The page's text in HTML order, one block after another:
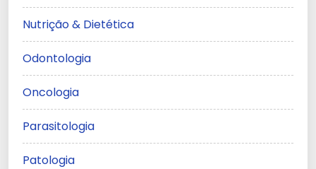
Nutrição & Dietética
Odontologia
Oncologia
Parasitologia
Patologia